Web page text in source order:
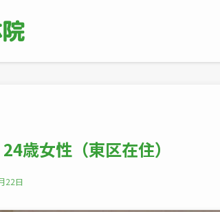
24歳女性（東区在住）
22日